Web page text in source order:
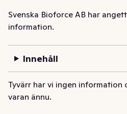
Herbamare är fri från
smakförstärkare och
lagras under flera månader
eteriska oljor. Allt enligt Alfred
Svenska Bioforce AB har
information.
Innehåll
Tyvärr har vi ingen information
varan ännu.